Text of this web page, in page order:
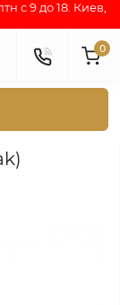
с 9 до 18. Киев,
0
паста мисвак